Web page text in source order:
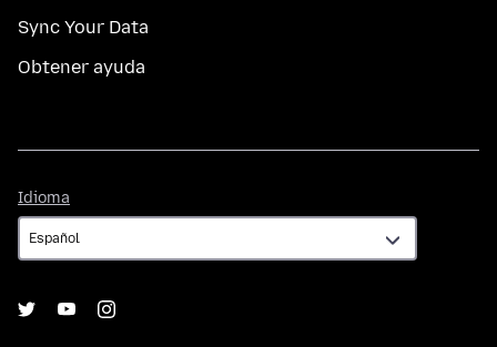
Sync Your Data
Obtener ayuda
Idioma